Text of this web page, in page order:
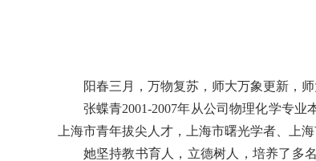
阳春三月，万物复苏，师大万象更新，
张蝶青2001-2007年从公司物理化学专业
上海市青年拔尖人才，上海市曙光学者、上海
她坚持教书育人，立德树人，培养了多